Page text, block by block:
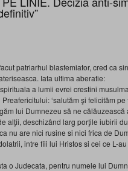
patriarhul blasfemiator, cred ca
Iata ultima aberatie:
a lumii evrei crestini
‘salutăm şi felicităm
lui Dumnezeu să ne
alţii, deschizând larg porţile iubirii
nu are nici rusine si nici frica de
intre fiii lui Hristos si cei ce L-
o Judecata, pentru numele lui